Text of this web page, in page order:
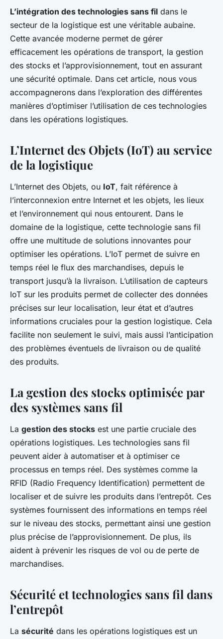
Comment optimiser
l'intégration des technologies
sans fil dans les opérations
d'une entreprise de
logistique?
Martin•30 avril 2024•5 min de lecture
L’intégration des technologies sans fil dans le
secteur de la logistique est une véritable aubaine.
Cette avancée moderne permet de gérer
efficacement les opérations de transport, la gestion
des stocks et l’approvisionnement, tout en assurant
une sécurité optimale. Dans cet article, nous vous
accompagnerons dans l’exploration des différentes
manières d’optimiser l’utilisation de ces technologies
dans les opérations logistiques.
L’Internet des Objets (IoT) au service
de la logistique
L’Internet des Objets, ou IoT, fait référence à
l’interconnexion entre Internet et les objets, les lieux
et l’environnement qui nous entourent. Dans le
domaine de la logistique, cette technologie sans fil
offre une multitude de solutions innovantes pour
optimiser les opérations. L’IoT permet de suivre en
temps réel le flux des marchandises, depuis le
transport jusqu’à la livraison. L’utilisation de capteurs
IoT sur les produits permet de collecter des données
précises sur leur localisation, leur état et d’autres
informations cruciales pour la gestion logistique. Cela
facilite non seulement le suivi, mais aussi l’anticipation
des problèmes éventuels de livraison ou de qualité
des produits.
La gestion des stocks optimisée par
des systèmes sans fil
La gestion des stocks est une partie cruciale des
opérations logistiques. Les technologies sans fil
peuvent aider à automatiser et à optimiser ce
processus en temps réel. Des systèmes comme la
RFID (Radio Frequency Identification) permettent de
localiser et de suivre les produits dans l’entrepôt. Ces
systèmes fournissent des informations en temps réel
sur le niveau des stocks, permettant ainsi une gestion
plus précise de l’approvisionnement. De plus, ils
aident à prévenir les risques de vol ou de perte de
marchandises.
Sécurité et technologies sans fil dans
l’entrepôt
La sécurité dans les opérations logistiques est un